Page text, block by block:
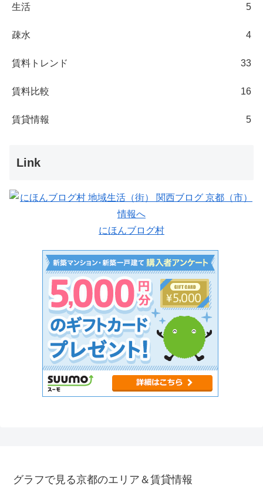
生活 5
疎水 4
賃料トレンド 33
賃料比較 16
賃貸情報 5
Link
にほんブログ村
グラフで見る京都のエリア＆賃貸情報